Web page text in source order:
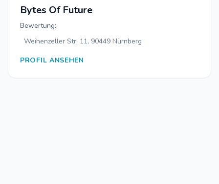
Bytes Of Future
Bewertung:
Weihenzeller Str. 11, 90449 Nürnberg
PROFIL ANSEHEN